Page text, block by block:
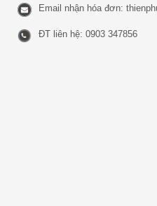
Email nhận hóa đơn:
ĐT liên hệ: 0903 347856